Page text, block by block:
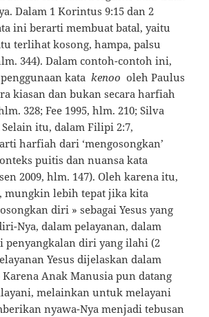
Dalam 1 Korintus 9:15 dan 2
ini berarti membuat batal, yaitu
terlihat kosong, hampa, palsu
344). Dalam contoh-contoh ini,
katakenoo oleh Paulus
kiasan dan bukan secara harfiah
328; Fee 1995, hlm. 210; Silva
Selain itu, dalam Filipi 2:7,
harfiah dari ‘mengosongkan’
puitis dan nuansa kata
2009, hlm. 147). Oleh karena itu,
mungkin lebih tepat jika kita
diri » sebagai Yesus yang
Nya, dalam pelayanan, dalam
penyangkalan diri yang ilahi (2
Yesus dijelaskan dalam
Karena Anak Manusia pun datang
melainkan untuk melayani
nyawa-Nya menjadi tebusan